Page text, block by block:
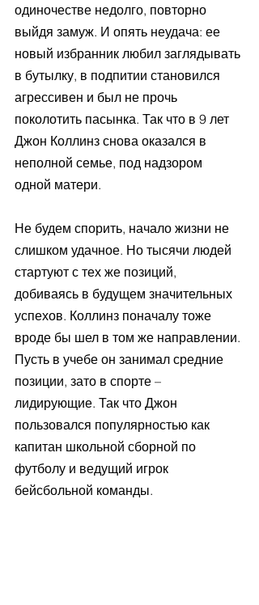
одиночестве недолго, повторно
выйдя замуж. И опять неудача: ее
новый избранник любил заглядывать
в бутылку, в подпитии становился
агрессивен и был не прочь
поколотить пасынка. Так что в 9 лет
Джон Коллинз снова оказался в
неполной семье, под надзором
одной матери.
Не будем спорить, начало жизни не
слишком удачное. Но тысячи людей
стартуют с тех же позиций,
добиваясь в будущем значительных
успехов. Коллинз поначалу тоже
вроде бы шел в том же направлении.
Пусть в учебе он занимал средние
позиции, зато в спорте –
лидирующие. Так что Джон
пользовался популярностью как
капитан школьной сборной по
футболу и ведущий игрок
бейсбольной команды.